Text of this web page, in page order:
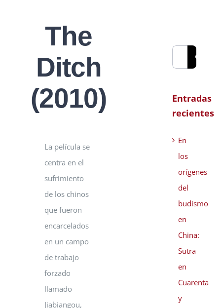
The
Ditch
(2010)
La película se
centra en el
sufrimiento
de los chinos
que fueron
encarcelados
en un campo
de trabajo
forzado
llamado
Jiabiangou,
Buscar:
Entradas
recientes
En
los
orígenes
del
budismo
en
China:
Sutra
en
Cuarenta
y